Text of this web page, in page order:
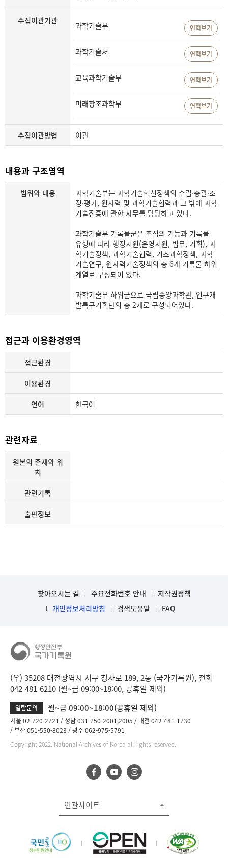
수집이관기관 과학기술부 연혁보기
과학기술처 연혁보기
교육과학기술부 연혁보기
미래창조과학부 연혁보기
수집이관방법 이관
내용과 구조영역
범위와 내용
과학기술부는 과학기술혁신정책의 수립·총괄·조
정·평가, 원자력 및 과학기술협력과 그 밖에 과학
기술진흥에 관한 사무를 담당하고 있다.
과학기술부 기록물군은 조직의 기능과 기록물
유형에 따라 행정지원(운영지원, 법무, 기획), 과
학기술정책, 과학기술협력, 기초과학정책, 과학
기술연구, 원자력기술정책의 총 6개 기록물 하위
계열로 구성되어 있다.
과학기술부 하위군으로 국립중앙과학관, 연구개
발특구기획단의 총 2개로 구성되어있다.
접근과 이용환경영역
접근환경
이용환경
언어 한국어
관련자료
원본의 존재와 위
치
관련기록
출판정보
찾아오시는 길 주요전화번호 안내
저작권정책
개인정보처리방침
검색도움말 FAQ
(우) 35208 대전광역시 서구 청사로 189, 2동 (국가기록원), 전화
042-481-6210 (월~금 09:00~18:00, 공휴일 제외)
열람문의 월~금 09:00~18:00(공휴일 제외)
서울 02-720-2721 성남 031-750-2001,2005
대전 042-481-1730
부산 051-550-8023
광주 062-975-5791
Copyright 2022. National Archives of Korea all rights reserved.
연관사이트